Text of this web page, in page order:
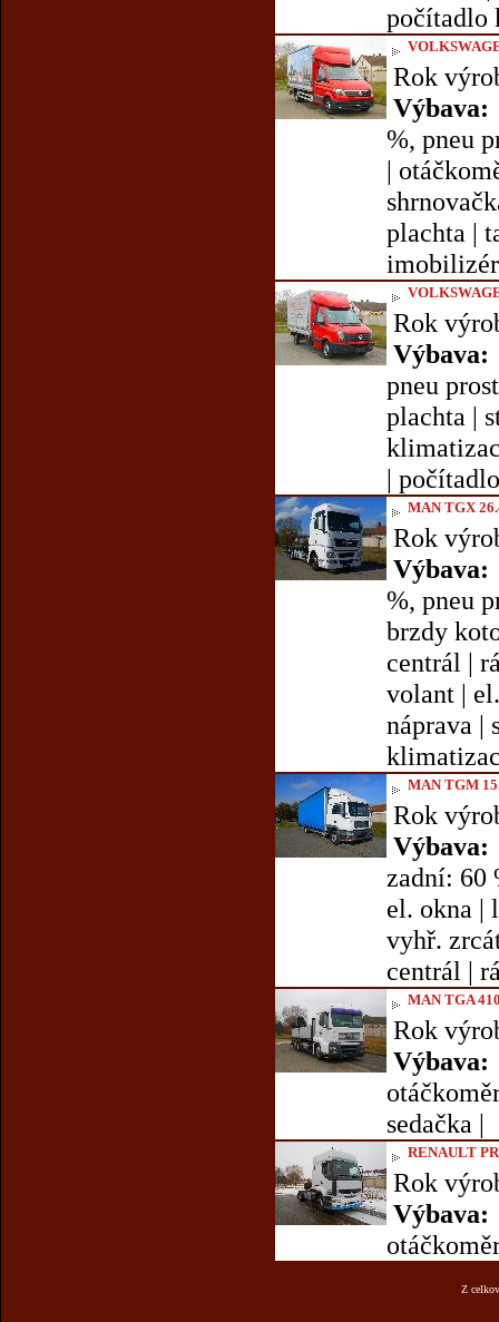
počítadlo
Rok
Výbava:
%, pneu
|
plachta |
Rok
Výbava:
pneu
plachta |
|
MAN TGX
Rok
Výbava:
%, pneu
brzdy
centrál |
volant |
náprava |
MAN TGM
Rok
Výbava:
zadní: 60
el. okna |
vyhř.
centrál |
MAN TGA
Rok
Výbava:
sedačka |
RENAULT
Rok
Výbava:
Z